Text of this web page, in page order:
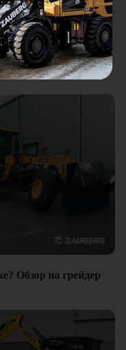
Обзор на грейдер